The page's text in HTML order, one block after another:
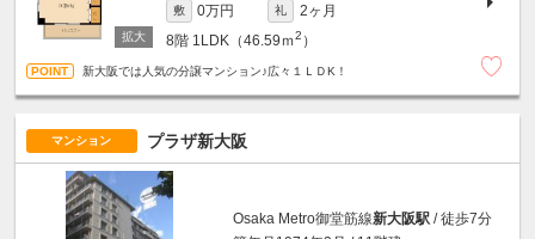
敷 0万円 礼
2ヶ月
8階 1LDK（46.59ｍ2 ）
新大阪では人気の分譲マンション♪広々１ＬＤK！
マンション プラザ新大阪
Osaka Metro御堂筋線新大阪駅 / 徒歩7分